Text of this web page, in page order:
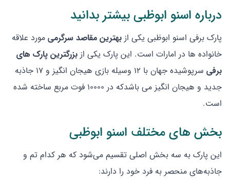
درباره اسنو ابوظبی بیشتر بدانید
پارک برفی اسنو ابوظبی یکی از بهترین مقاصد سرگرمی مورد علاقه
خانواده ها در امارات است. این پارک یکی از بزرگترین پارک های
برفی
سرپوشیده جهان با ۱۲ وسیله بازی هیجان انگیز و ۱۷ جاذبه
جدید و هیجان انگیز می باشدکه در ۱۰۰۰۰ فوت مربع ساخته شده
است.
بخش های مختلف اسنو ابوظبی
این پارک به سه بخش اصلی تقسیم می‌شود که هر کدام تم و
جاذبه‌های منحصر به فرد خود را دارند: